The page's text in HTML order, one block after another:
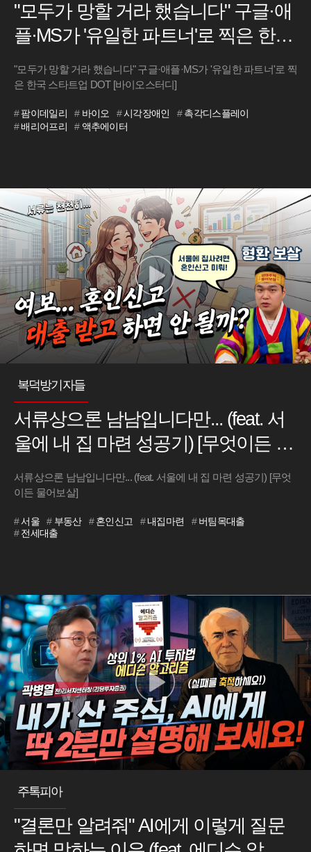
"모두가 망할 거라 했습니다" 구글·애
플·MS가 '유일한 파트너'로 찍은 한국
스타트업 DOT [바이오스터디]
"모두가 망할 거라 했습니다" 구글·애플·MS가 '유일한 파트너'로 찍
은 한국 스타트업 DOT [바이오스터디]
# 팜이데일리 # 바이오 # 시각장애인 # 촉각디스플레이
# 배리어프리 # 액추에이터
복덕방기자들
서류상으론 남남입니다만... (feat. 서
울에 내 집 마련 성공기) [무엇이든 물
어보살]
서류상으론 남남입니다만... (feat. 서울에 내 집 마련 성공기) [무엇
이든 물어보살]
# 서울 # 부동산 # 혼인신고 # 내집마련 # 버팀목대출
# 전세대출
주톡피아
"결론만 알려줘" AI에게 이렇게 질문